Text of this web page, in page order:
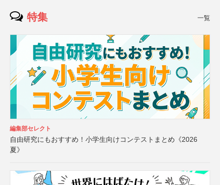
特集 一覧
編集部セレクト
自由研究にもおすすめ！小学生向けコンテストまとめ《2026
夏》